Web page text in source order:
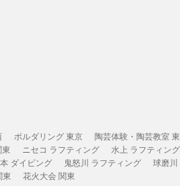
ボルダリング 東京 陶芸体験・陶芸教室
ニセコ ラフティング 水上 ラフティング
ダイビング 鬼怒川 ラフティング 球磨
東 花火大会 関東